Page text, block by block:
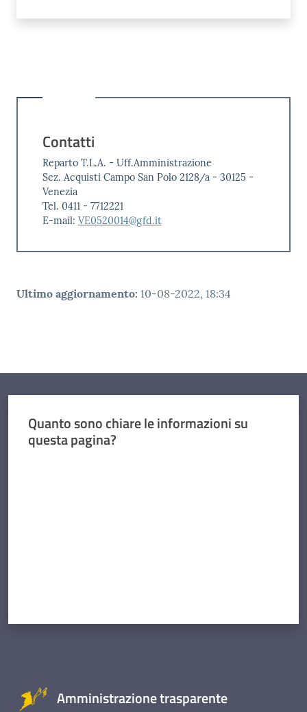
Contatti
Reparto T.L.A. - Uff.Amministrazione
Sez. Acquisti Campo San Polo 2128/a - 30125 -
Venezia
Tel. 0411 - 7712221
E-mail: VE0520014@gfd.it
Ultimo aggiornamento: 10-08-2022, 18:34
Quanto sono chiare le informazioni su
questa pagina?
Amministrazione trasparente